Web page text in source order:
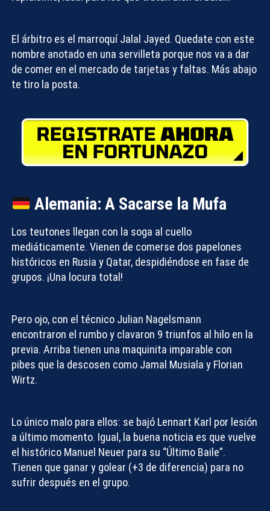
El árbitro es el marroquí Jalal Jayed. Quedate con este
nombre anotado en una servilleta porque nos va a dar
de comer en el mercado de tarjetas y faltas. Más abajo
te tiro la posta.
Alemania: A Sacarse la Mufa
Los teutones llegan con la soga al cuello
mediáticamente. Vienen de comerse dos papelones
históricos en Rusia y Qatar, despidiéndose en fase de
grupos. ¡Una locura total!
Pero ojo, con el técnico Julian Nagelsmann
encontraron el rumbo y clavaron 9 triunfos al hilo en la
previa. Arriba tienen una maquinita imparable con
pibes que la descosen como Jamal Musiala y Florian
Wirtz.
Lo único malo para ellos: se bajó Lennart Karl por lesión
a último momento. Igual, la buena noticia es que vuelve
el histórico Manuel Neuer para su “Último Baile”.
Tienen que ganar y golear (+3 de diferencia) para no
sufrir después en el grupo.